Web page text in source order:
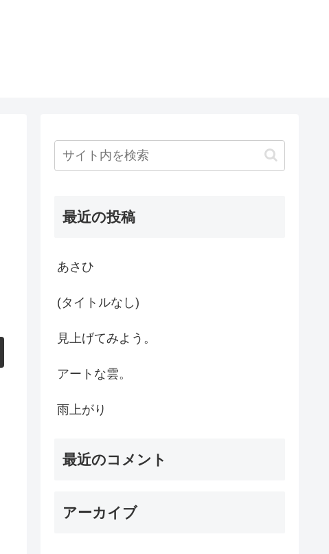
最近の投稿
あさひ
(タイトルなし)
見上げてみよう。
アートな雲。
雨上がり
最近のコメント
アーカイブ